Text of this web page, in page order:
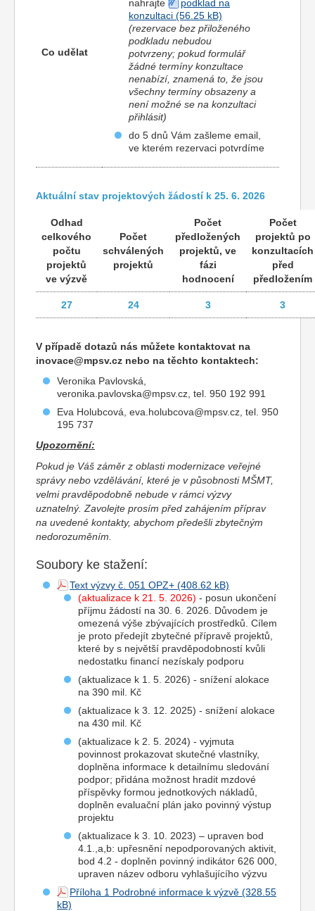
Co udělat
nahrajte
podklad na
konzultaci
(rezervace bez přiloženého
podkladu nebudou
potvrzeny; pokud formulář
žádné termíny konzultace
nenabízí, znamená to, že jsou
všechny termíny obsazeny a
není možné se na konzultaci
přihlásit)
do 5 dnů Vám zašleme email,
ve kterém rezervaci potvrdíme
Aktuální stav projektových žádostí k 25. 6. 2026
Odhad
celkového
počtu
projektů
ve výzvě
Počet
schválených
projektů
Počet
předložených
projektů, ve
fázi
hodnocení
Počet
projektů po
konzultacích
před
předložením
27 24 3 3
V případě dotazů nás můžete kontaktovat na
inovace@mpsv.cz nebo na těchto kontaktech:
Veronika Pavlovská,
veronika.pavlovska@mpsv.cz, tel. 950 192 991
Eva Holubcová, eva.holubcova@mpsv.cz, tel. 950
195 737
Upozornění:
Pokud je Váš záměr z oblasti modernizace veřejné
správy nebo vzdělávání, které je v působnosti MŠMT,
velmi pravděpodobně nebude v rámci výzvy
uznatelný. Zavolejte prosím před zahájením příprav
na uvedené kontakty, abychom předešli zbytečným
nedorozuměním.
Soubory ke stažení:
Text výzvy č. 051 OPZ+
(aktualizace k 21. 5. 2026) - posun ukončení
příjmu žádostí na 30. 6. 2026. Důvodem je
omezená výše zbývajících prostředků. Cílem
je proto předejít zbytečné přípravě projektů,
které by s největší pravděpodobností kvůli
nedostatku financí nezískaly podporu
(aktualizace k 1. 5. 2026) - snížení alokace
na 390 mil. Kč
(aktualizace k 3. 12. 2025) - snížení alokace
na 430 mil. Kč
(aktualizace k 2. 5. 2024) - vyjmuta
povinnost prokazovat skutečné vlastníky,
doplněna informace k detailnímu sledování
podpor; přidána možnost hradit mzdové
příspěvky formou jednotkových nákladů,
doplněn evaluační plán jako povinný výstup
projektu
(aktualizace k 3. 10. 2023) – upraven bod
4.1.,a,b: upřesnění nepodporovaných aktivit,
bod 4.2 - doplněn povinný indikátor 626 000,
upraven název odboru vyhlašujícího výzvu
Příloha 1 Podrobné informace k výzvě